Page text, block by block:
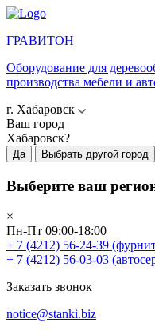
ГРАВИТОН
Оборудование для
производства мебели и
г. Хабаровск
Ваш город
Хабаровск?
Да Выбрать другой город
Выберите ваш
×
Пн-Пт 09:00-18:00
+ 7 (4212) 56-24-39
+ 7 (4212) 56-03-03
Заказать звонок
notice@stanki.biz